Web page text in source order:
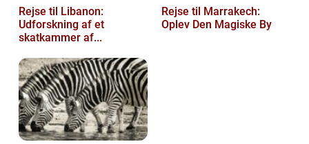
Rejse til Libanon:
Udforskning af et
skatkammer af...
Rejse til Marrakech:
Oplev Den Magiske By